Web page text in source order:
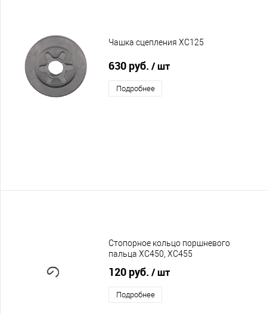
Чашка сцепления XC125
630 руб. / шт
Подробнее
Стопорное кольцо поршневого
пальца XC450, XC455
120 руб. / шт
Подробнее